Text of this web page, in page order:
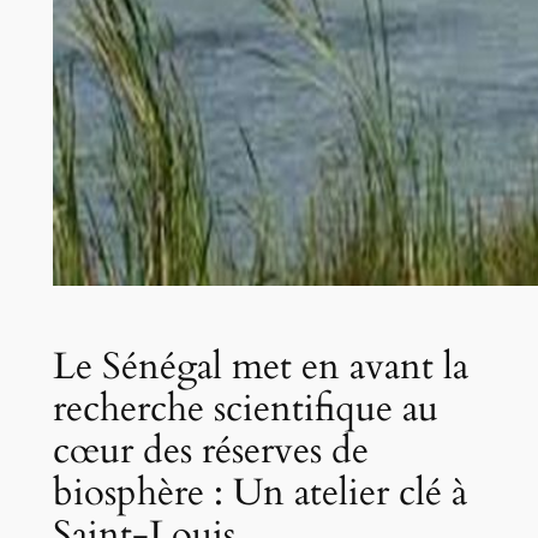
Le Sénégal met en avant la
recherche scientifique au
cœur des réserves de
biosphère : Un atelier clé à